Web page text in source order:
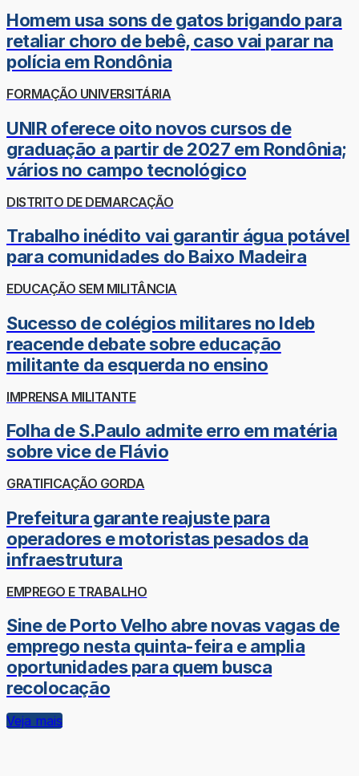
Homem usa sons de gatos brigando para
retaliar choro de bebê, caso vai parar na
polícia em Rondônia
FORMAÇÃO UNIVERSITÁRIA
UNIR oferece oito novos cursos de
graduação a partir de 2027 em Rondônia;
vários no campo tecnológico
DISTRITO DE DEMARCAÇÃO
Trabalho inédito vai garantir água potável
para comunidades do Baixo Madeira
EDUCAÇÃO SEM MILITÂNCIA
Sucesso de colégios militares no Ideb
reacende debate sobre educação
militante da esquerda no ensino
IMPRENSA MILITANTE
Folha de S.Paulo admite erro em matéria
sobre vice de Flávio
GRATIFICAÇÃO GORDA
Prefeitura garante reajuste para
operadores e motoristas pesados da
infraestrutura
EMPREGO E TRABALHO
Sine de Porto Velho abre novas vagas de
emprego nesta quinta-feira e amplia
oportunidades para quem busca
recolocação
Veja mais